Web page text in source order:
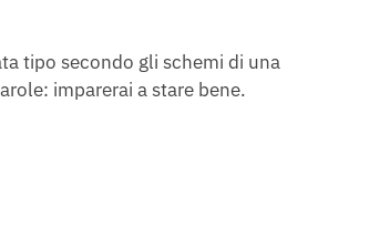
tipo secondo gli schemi di una
imparerai a stare bene.